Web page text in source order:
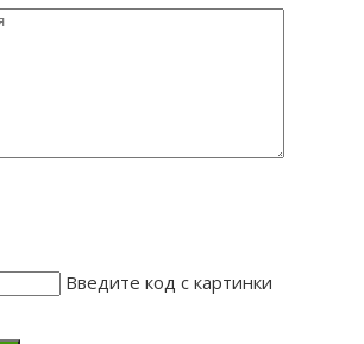
Введите код с картинки